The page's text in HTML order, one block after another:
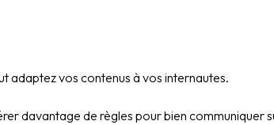
adaptez vos contenus à vos internautes.
davantage de règles pour bien communiquer